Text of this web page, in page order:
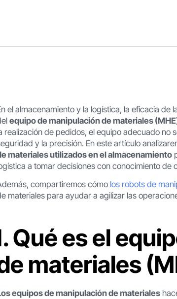
el almacenamiento y la logística, la eficacia
equipo de manipulación de materiales (MHE
realización de pedidos, el equipo adecuado no
y la precisión. En este artículo
materiales utilizados en el almacenamiento
a tomar decisiones con conocimiento de
compartiremos cómo los robots de
materiales para ayudar a agilizar las
Qué es el
materiales
equipos de manipulación de materiales